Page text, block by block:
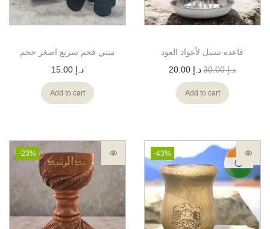
ميني فحم سريع اصغر حجم
د.إ 15.00
Add to cart
قاعده ستيل لأعواد العود
د.إ30.00 د.إ
Add to cart
-23% -43%